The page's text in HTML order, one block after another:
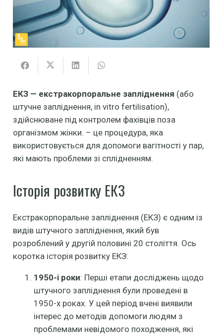
ЕКЗ — екстракорпоральне запліднення (або
штучне запліднення, in vitro fertilisation),
здійснюване під контролем фахівців поза
організмом жінки. – це процедура, яка
використовується для допомоги вагітності у пар,
які мають проблеми зі сплідненням.
Історія розвитку ЕКЗ
Екстракорпоральне запліднення (ЕКЗ) є одним із
видів штучного запліднення, який був
розроблений у другій половині 20 століття. Ось
коротка історія розвитку ЕКЗ:
1950-і роки: Перші етапи досліджень щодо
штучного запліднення були проведені в
1950-х роках. У цей період вчені виявили
інтерес до методів допомоги людям з
проблемами невідомого походження, які